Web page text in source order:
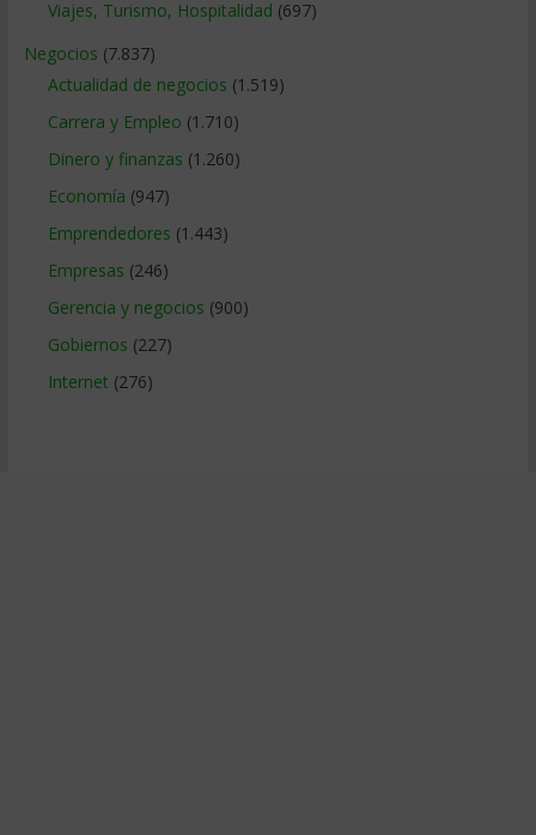
Viajes, Turismo, Hospitalidad (697)
Negocios (7.837)
Actualidad de negocios (1.519)
Carrera y Empleo (1.710)
Dinero y finanzas (1.260)
Economía (947)
Emprendedores (1.443)
Empresas (246)
Gerencia y negocios (900)
Gobiernos (227)
Internet (276)